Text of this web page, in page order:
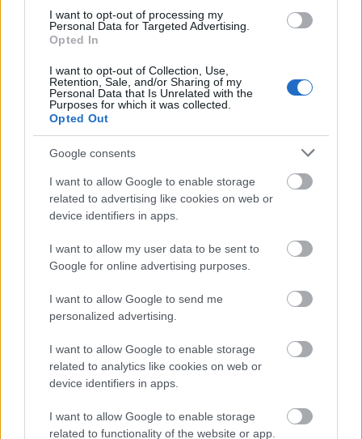
I want to opt-out of processing my
Personal Data for Targeted Advertising.
Opted In
I want to opt-out of Collection, Use,
Retention, Sale, and/or Sharing of my
Personal Data that Is Unrelated with the
Purposes for which it was collected.
Opted Out
Google consents
I want to allow Google to enable storage
related to advertising like cookies on web or
device identifiers in apps.
I want to allow my user data to be sent to
Google for online advertising purposes.
I want to allow Google to send me
personalized advertising.
I want to allow Google to enable storage
related to analytics like cookies on web or
device identifiers in apps.
I want to allow Google to enable storage
related to functionality of the website or app.
vetítőteremből, mert rájössz, hogy besorolás
szempontjából ez leginkább a horrornak felel meg.
esetleg leváltásra kerül ez a banda 2014-ben, akkor
majd minden rendben lesz, sőt, amit most
elcsesznek, annak komoly, évtizedekre kiható negatív
következményei lesznek.
tovább a félázsiai lóbőrt.
Dilettantizmusból vagy
önös érdekből eljátszani a jövőt? Megbocsáthatatlan
bűn ez.
cikk, ha hozzánk és Yoda mesterhez hasonlóan
te is úgy érzed, hogy komoly zavar van itthon az
egyszerű polgárokról is szólna ez az ország, ha
bontás helyett építkezés kezdődne.
ismerőseidnek!